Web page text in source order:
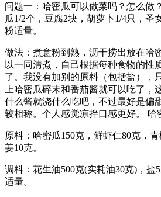
问题一：哈密瓜可以做菜吗？怎么做
瓜1/2个，豆腐2块，胡萝卜1/4只，圣
粉适量。
做法：煮意粉到熟，沥干捞出放在哈
以一同清煮，自己根据每种食物的性
了。我没有加别的原料（包括盐），
上哈密瓜碎末和番茄酱就可以吃了，
什么酱就浇什么吃吧，不过最好是偏
较相称。个人感觉凉拌口感更好。 哈
原料：哈密瓜150克，鲜虾仁80克，
姜10克。
调料：花生油500克(实耗油30克)，盐
适量。